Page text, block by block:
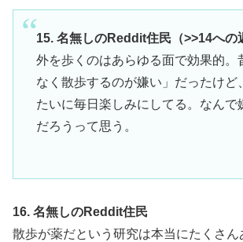
15. 名無しのReddit住民（>>14への
外を歩くのはあらゆる面で効果的。
なく散歩するのが嫌い」だったけど
たいに毎日楽しみにしてる。なんで
だろうって思う。
16. 名無しのReddit住民
散歩が薬だという研究は本当にたくさん